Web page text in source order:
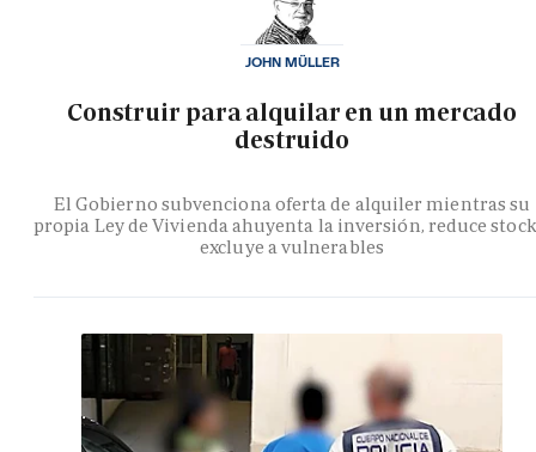
Construir para alquilar en un mercado
destruido
El Gobierno subvenciona oferta de alquiler mientras su
propia Ley de Vivienda ahuyenta la inversión, reduce
excluye a vulnerables
JOHN MÜLLER